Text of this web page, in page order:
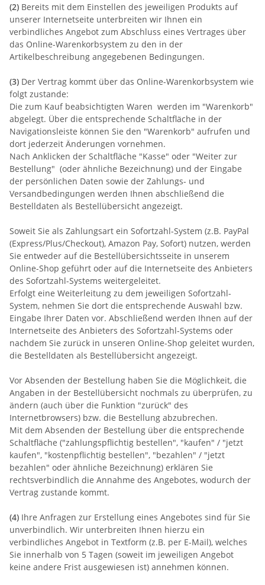
(2) Bereits mit dem Einstellen des jeweiligen Produkts auf
unserer Internetseite unterbreiten wir Ihnen ein
verbindliches Angebot zum Abschluss eines Vertrages über
das Online-Warenkorbsystem zu den in der
Artikelbeschreibung angegebenen Bedingungen.
(3) Der Vertrag kommt über das Online-Warenkorbsystem wie
folgt zustande:
Die zum Kauf beabsichtigten Waren werden im "Warenkorb"
abgelegt. Über die entsprechende Schaltfläche in der
Navigationsleiste können Sie den "Warenkorb" aufrufen und
dort jederzeit Änderungen vornehmen.
Nach Anklicken der Schaltfläche "Kasse" oder "Weiter zur
Bestellung" (oder ähnliche Bezeichnung) und der Eingabe
der persönlichen Daten sowie der Zahlungs- und
Versandbedingungen werden Ihnen abschließend die
Bestelldaten als Bestellübersicht angezeigt.
Soweit Sie als Zahlungsart ein Sofortzahl-System (z.B. PayPal
(Express/Plus/Checkout), Amazon Pay, Sofort) nutzen, werden
Sie entweder auf die Bestellübersichtsseite in unserem
Online-Shop geführt oder auf die Internetseite des Anbieters
des Sofortzahl-Systems weitergeleitet.
Erfolgt eine Weiterleitung zu dem jeweiligen Sofortzahl-
System, nehmen Sie dort die entsprechende Auswahl bzw.
Eingabe Ihrer Daten vor. Abschließend werden Ihnen auf der
Internetseite des Anbieters des Sofortzahl-Systems oder
nachdem Sie zurück in unseren Online-Shop geleitet wurden,
die Bestelldaten als Bestellübersicht angezeigt.
Vor Absenden der Bestellung haben Sie die Möglichkeit, die
Angaben in der Bestellübersicht nochmals zu überprüfen, zu
ändern (auch über die Funktion "zurück" des
Internetbrowsers) bzw. die Bestellung abzubrechen.
Mit dem Absenden der Bestellung über die entsprechende
Schaltfläche ("zahlungspflichtig bestellen", "kaufen" / "jetzt
kaufen", "kostenpflichtig bestellen", "bezahlen" / "jetzt
bezahlen" oder ähnliche Bezeichnung) erklären Sie
rechtsverbindlich die Annahme des Angebotes, wodurch der
Vertrag zustande kommt.
(4) Ihre Anfragen zur Erstellung eines Angebotes sind für Sie
unverbindlich. Wir unterbreiten Ihnen hierzu ein
verbindliches Angebot in Textform (z.B. per E-Mail), welches
Sie innerhalb von 5 Tagen (soweit im jeweiligen Angebot
keine andere Frist ausgewiesen ist) annehmen können.